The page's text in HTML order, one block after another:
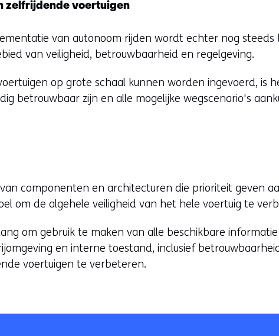
zelfrijdende voertuigen
van autonoom rijden wordt echter nog
van veiligheid, betrouwbaarheid en regelgeving.
op grote schaal kunnen worden ingevoerd, is
betrouwbaar zijn en alle mogelijke wegscenario's
componenten en architecturen die prioriteit geven
om de algehele veiligheid van het hele voertuig te
om gebruik te maken van alle beschikbare
en interne toestand, inclusief
voertuigen te verbeteren.